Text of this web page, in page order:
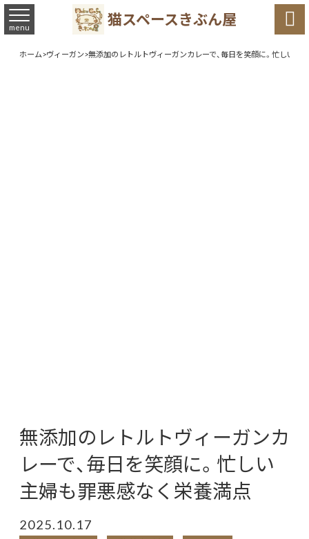
猫スペースきぶん屋
menu 
ホーム>ヴィーガン>無添加のレトルトヴィーガンカレーで、毎日を笑顔に。忙しい主
無添加のレトルトヴィーガンカ
レーで、毎日を笑顔に。忙しい
主婦も罪悪感なく栄養満点
2025.10.17